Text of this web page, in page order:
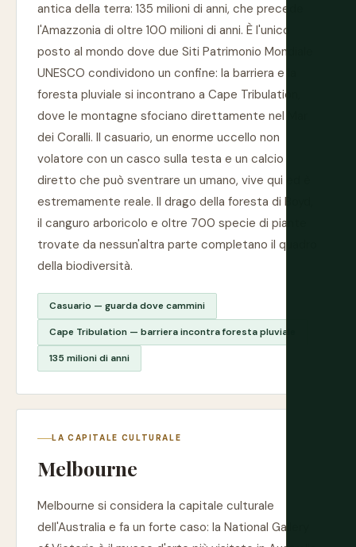
antica della terra: 135 milioni di anni, che precede
l'Amazzonia di oltre 100 milioni di anni. È l'unico
posto al mondo dove due Siti Patrimonio Mondiale
UNESCO condividono un confine: la barriera e la
foresta pluviale si incontrano a Cape Tribulation,
dove le montagne sfociano direttamente nel Mar
dei Coralli. Il casuario, un enorme uccello non
volatore con un casco sulla testa e un calcio
diretto che può sventrare un umano, vive qui ed è
estremamente reale. Il drago della foresta di Boyd,
il canguro arboricolo e oltre 700 specie di piante
trovate da nessun'altra parte completano il quadro
della biodiversità.
Casuario — guarda dove cammini
Cape Tribulation — barriera incontra foresta pluviale
135 milioni di anni
LA CAPITALE CULTURALE
Melbourne
Melbourne si considera la capitale culturale
dell'Australia e fa un forte caso: la National Gallery